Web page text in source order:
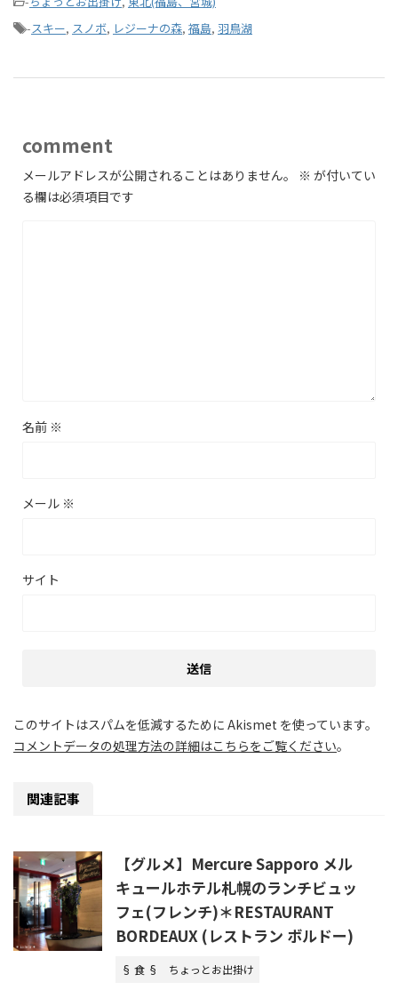
-スキー, スノボ, レジーナの森, 福島, 羽鳥湖
comment
メールアドレスが公開されることはありません。 ※ が付いてい
る欄は必須項目です
名前 ※
メール ※
サイト
このサイトはスパムを低減するために Akismet を使っています。
コメントデータの処理方法の詳細はこちらをご覧ください。
関連記事
【グルメ】Mercure Sapporo メル
キュールホテル札幌のランチビュッ
フェ(フレンチ)＊RESTAURANT
BORDEAUX (レストラン ボルドー)
§ 食 § ちょっとお出掛け